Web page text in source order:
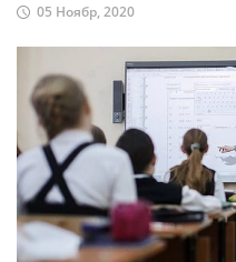
05 Ноябр, 2020